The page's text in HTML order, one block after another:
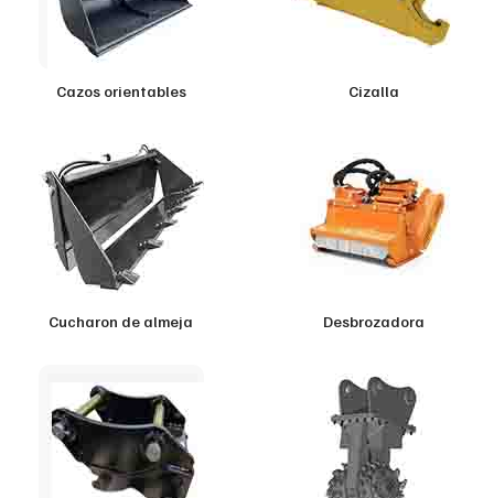
Cazos orientables Cizalla
Cucharon de almeja Desbrozadora